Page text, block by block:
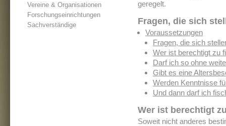
geregelt.
Fragen, die sich
Voraussetzungen
Fragen, die sich
Wer ist berechtigt zu
Darf ich so ohne
Gibt es eine
Werden Kenntnisse
Und dann darf ich
Wer ist berechtigt
Soweit nicht anderes
Vereine & Organisationen
Forschungseinrichtungen
Sachverständige